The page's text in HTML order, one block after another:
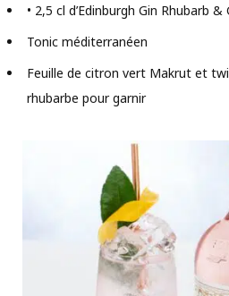
• 2,5 cl d’Edinburgh Gin Rhubarb &
Tonic méditerranéen
Feuille de citron vert Makrut et
rhubarbe pour garnir